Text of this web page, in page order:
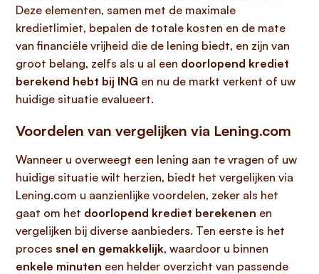
Deze elementen, samen met de maximale
kredietlimiet, bepalen de totale kosten en de mate
van financiële vrijheid die de lening biedt, en zijn van
groot belang, zelfs als u al een doorlopend krediet
berekend hebt bij ING en nu de markt verkent of uw
huidige situatie evalueert.
Voordelen van vergelijken via Lening.com
Wanneer u overweegt een lening aan te vragen of uw
huidige situatie wilt herzien, biedt het vergelijken via
Lening.com u aanzienlijke voordelen, zeker als het
gaat om het doorlopend krediet berekenen en
vergelijken bij diverse aanbieders. Ten eerste is het
proces snel en gemakkelijk, waardoor u binnen
enkele minuten een helder overzicht van passende